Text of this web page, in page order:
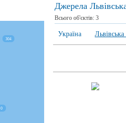
Джерела
Всього об'єктів: 3
Україна Львівська
304
0